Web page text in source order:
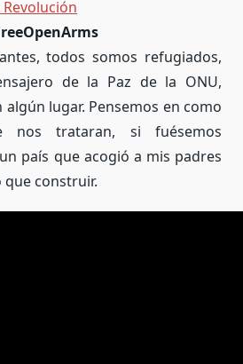
todos somos refugiados,
de la Paz de la ONU,
algún lugar. Pensemos en como
nos trataran, si fuésemos
país que acogió a mis padres
construir.